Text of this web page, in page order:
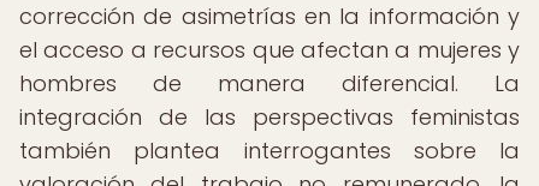
corrección de asimetrías en la información y
el acceso a recursos que afectan a mujeres y
hombres de manera diferencial. La
integración de las perspectivas feministas
también plantea interrogantes sobre la